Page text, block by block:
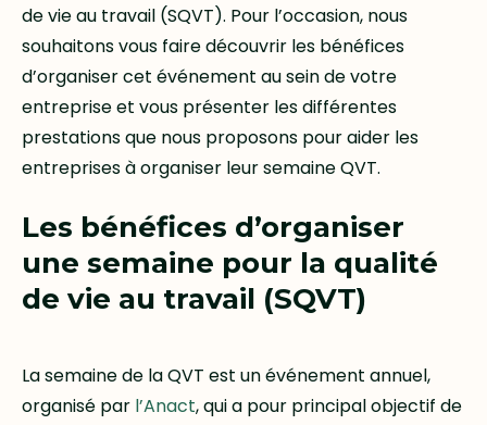
de vie au travail (SQVT). Pour l’occasion, nous
souhaitons vous faire découvrir les bénéfices
d’organiser cet événement au sein de votre
entreprise et vous présenter les différentes
prestations que nous proposons pour aider les
entreprises à organiser leur semaine QVT.
Les bénéfices d’organiser
une semaine pour la qualité
de vie au travail (SQVT)
La semaine de la QVT est un événement annuel,
organisé par l’Anact, qui a pour principal objectif de